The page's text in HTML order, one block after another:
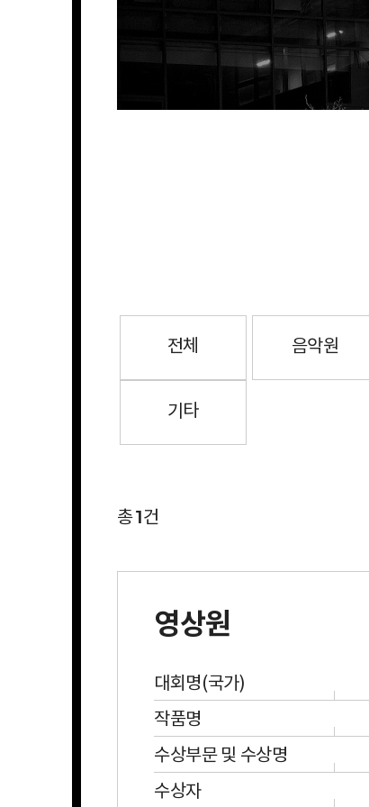
전체 음악원
기타
총1건
영상원
대회명(국가)
작품명
수상부문 및 수상명
수상자